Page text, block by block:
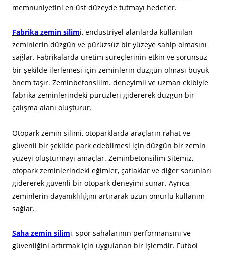
memnuniyetini en üst düzeyde tutmayı hedefler.
Fabrika zemin silimi, endüstriyel alanlarda kullanılan
zeminlerin düzgün ve pürüzsüz bir yüzeye sahip olmasını
sağlar. Fabrikalarda üretim süreçlerinin etkin ve sorunsuz
bir şekilde ilerlemesi için zeminlerin düzgün olması büyük
önem taşır. Zeminbetonsilim. deneyimli ve uzman ekibiyle
fabrika zeminlerindeki pürüzleri gidererek düzgün bir
çalışma alanı oluşturur.
Otopark zemin silimi, otoparklarda araçların rahat ve
güvenli bir şekilde park edebilmesi için düzgün bir zemin
yüzeyi oluşturmayı amaçlar. Zeminbetonsilim Sitemiz,
otopark zeminlerindeki eğimler, çatlaklar ve diğer sorunları
gidererek güvenli bir otopark deneyimi sunar. Ayrıca,
zeminlerin dayanıklılığını artırarak uzun ömürlü kullanım
sağlar.
Saha zemin silimi, spor sahalarının performansını ve
güvenliğini artırmak için uygulanan bir işlemdir. Futbol